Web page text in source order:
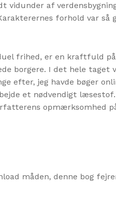
af
forhold var
frihed, er en kraftfuld
borgere. I det hele taget
efter, jeg havde bøger
et nødvendigt læsestof.
opmærksomhed
måden, denne bog